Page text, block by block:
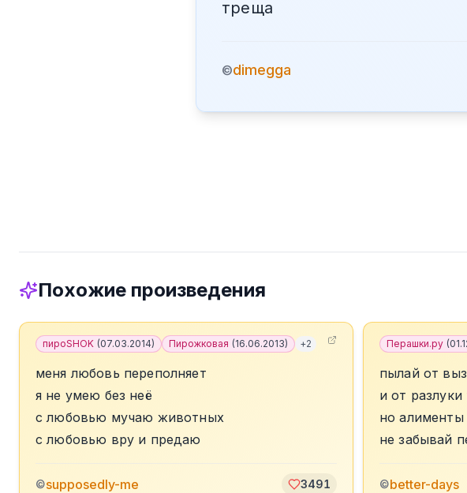
треща
©dimegga
Похожие произведения
пироSHOK (07.03.2014) Пирожковая (16.06.2013) +2
меня любовь переполняет
я не умею без неё
с любовью мучаю животных
с любовью вру и предаю
©supposedly-me 3491
Перашки.ру (
пылай от
и от
но
не забывай
©better-days